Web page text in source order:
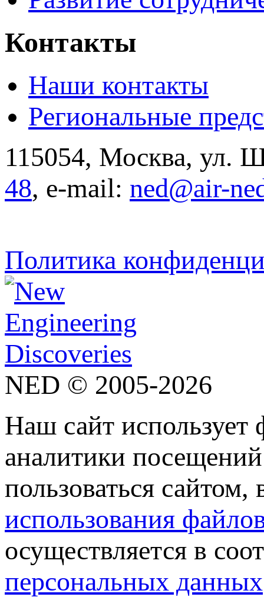
Контакты
Наши контакты
Региональные
115054, Москва, ул.
48, e-mail: ned@air-
Политика
NED © 2005-2026
Наш сайт
аналитики
пользоваться
использования
осуществляется в
персональных данных